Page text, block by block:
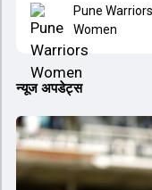
Pune Warriors
Women
न्यूज अपडेट्स